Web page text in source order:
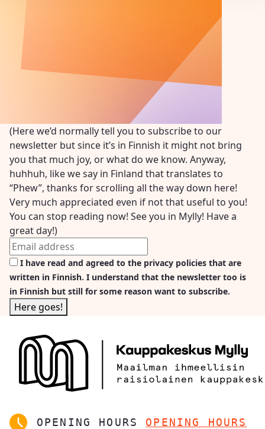
(Here we’d normally tell you to subscribe to our
newsletter but since it’s in Finnish it might not bring
you that much joy, or what do we know. Anyway,
huhhuh, like we say in Finland that translates to
“Phew”, thanks for scrolling all the way down here!
Very much appreciated even if not that useful to you!
You can stop reading now! See you in Mylly! Have a
great day!)
I have read and agreed to the privacy policies that are
written in Finnish. I understand that the newsletter too is
in Finnish but still for some reason want to subscribe.
OPENING HOURS OPENING HOURS